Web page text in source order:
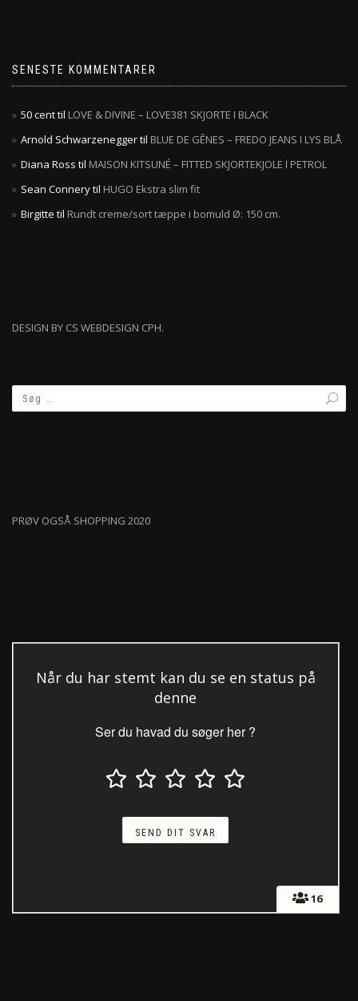
SENESTE KOMMENTARER
50 centtil LOVE & DIVINE – LOVE381 SKJORTE I BLACK
Arnold Schwarzeneggertil BLUE DE GÊNES – FREDO JEANS I LYS BLÅ
Diana Ross til MAISON KITSUNÉ – FITTED SKJORTEKJOLE I PETROL
Sean Connerytil HUGO Ekstra slim fit
Birgitte til Rundt creme/sort tæppe i bomuld Ø: 150 cm.
DESIGN BY CS WEBDESIGN CPH.
PRØV OGSÅ SHOPPING 2020
16
Når du har stemt kan du se en status på
denne
Ser du havad du søger her ?